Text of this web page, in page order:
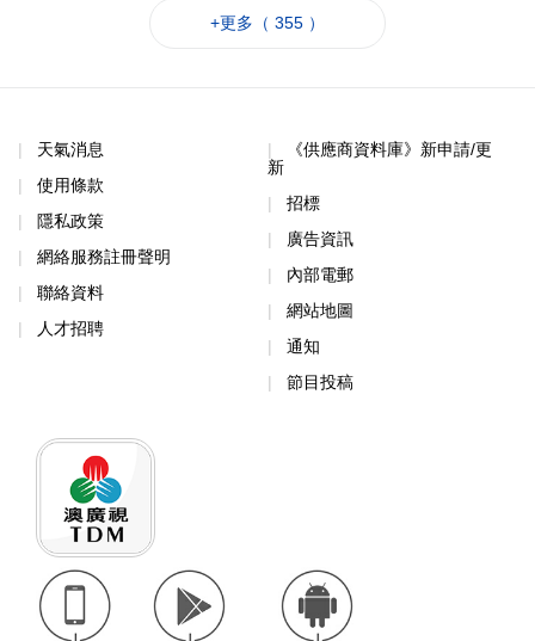
+更多（ 355 ）
天氣消息
使用條款
隱私政策
網絡服務註冊聲明
聯絡資料
人才招聘
《供應商資料庫》新申請/更
新
招標
廣告資訊
內部電郵
網站地圖
通知
節目投稿